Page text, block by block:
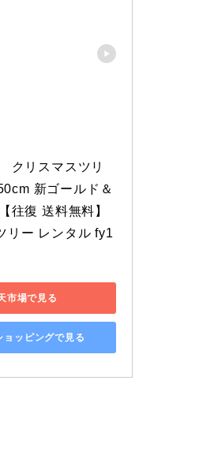
クリスマスツリ
新ゴールド＆
往復 送料無料】
リー レンタル fy1
市場で見る
ッピングで見る